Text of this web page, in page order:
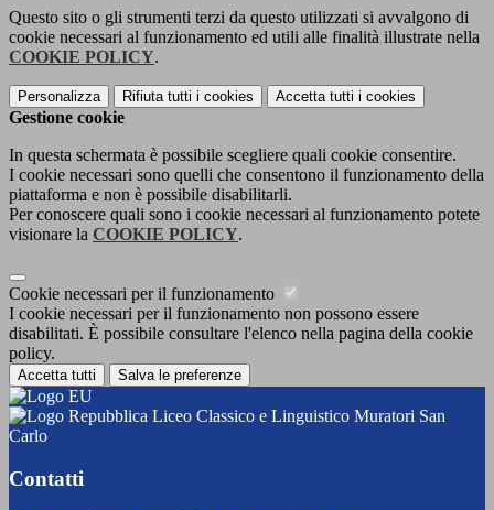
Questo sito o gli strumenti terzi da questo utilizzati si avvalgono di
cookie necessari al funzionamento ed utili alle finalità illustrate nella
COOKIE POLICY.
Personalizza Rifiuta tutti i cookies Accetta tutti i cookies
Gestione cookie
In questa schermata è possibile scegliere quali cookie consentire.
I cookie necessari sono quelli che consentono il funzionamento della
piattaforma e non è possibile disabilitarli.
Per conoscere quali sono i cookie necessari al funzionamento potete
visionare la COOKIE POLICY.
Cookie necessari per il funzionamento
I cookie necessari per il funzionamento non possono essere
disabilitati. È possibile consultare l'elenco nella pagina della cookie
policy.
Accetta tutti Salva le preferenze
Liceo Classico e Linguistico Muratori San
Carlo
Contatti